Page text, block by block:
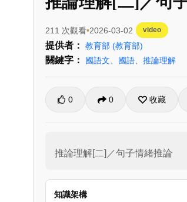
211 次觀看 2026-03-02 video
提供者： 教育部 (教育部)
關鍵字： 國語文 國語 推論理解
0 0 收藏
推論理解[二]／句子情緒推論
知識架構